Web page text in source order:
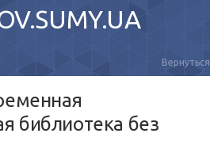
Вернуться
библиотека без